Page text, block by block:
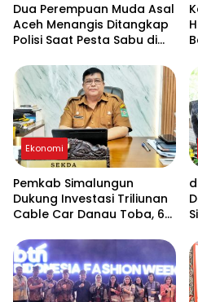
Dua Perempuan Muda Asal
Aceh Menangis Ditangkap
Polisi Saat Pesta Sabu di
Ekonomi
Pemkab Simalungun
Dukung Investasi Triliunan
Cable Car Danau Toba, 60